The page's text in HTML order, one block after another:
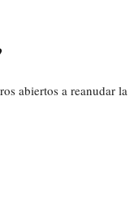
abiertos a reanudar la